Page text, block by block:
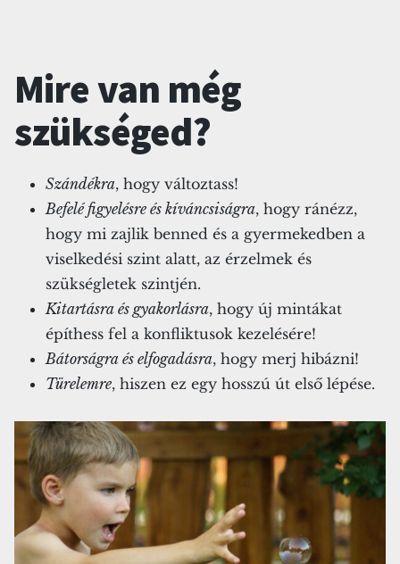
Mire van még
szükséged?
Szándékra, hogy változtass!
Befelé figyelésre és kíváncsiságra, hogy ránézz,
hogy mi zajlik benned és a gyermekedben a
viselkedési szint alatt, az érzelmek és
szükségletek szintjén.
Kitartásra és gyakorlásra, hogy új mintákat
építhess fel a konfliktusok kezelésére!
Bátorságra és elfogadásra, hogy merj hibázni!
Türelemre, hiszen ez egy hosszú út első lépése.